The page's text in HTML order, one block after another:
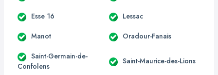
Esse 16 Lessac
Manot Oradour-Fanais
Saint-Germain-de-
Confolens
Saint-Maurice-des-Lions